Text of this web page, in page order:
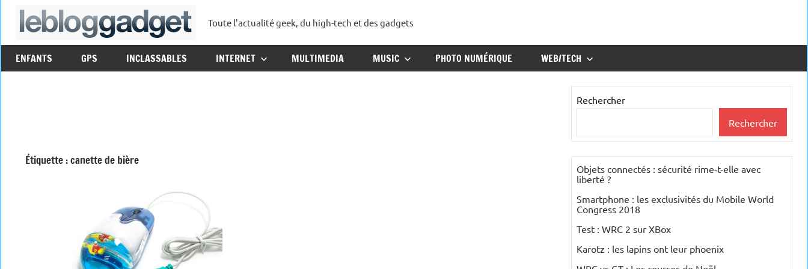
Aller
lebloggadget
Toute l'actualité geek, du high-tech et des gadgets
ENFANTS GPS INCLASSABLES INTERNET MULTIMEDIA MUSIC PHOTO NUMÉRIQUE WEB/TECH
Étiquette :canette de bière
Rechercher
Rechercher
Objets connectés : sécurité rime-t-elle avec
liberté ?
Smartphone : les exclusivités du Mobile World
Congress 2018
Test : WRC 2 sur XBox
Karotz : les lapins ont leur phoenix